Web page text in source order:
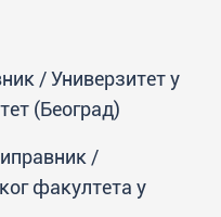
/ Универзитет у
(Београд)
/
факултета у